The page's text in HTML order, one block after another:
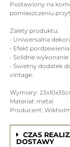
Postawiony na
pomieszczeniu
Zalety produktu:
• Uniwersalna
• Efekt
• Solidne
• Świetny dodatek
vintage.
Wymiary:
Materiał: metal
Producent:
CZAS
DOSTAWY